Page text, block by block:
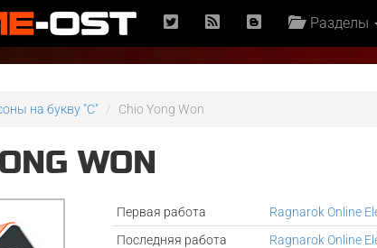
Разделы
на букву "C" Chio Yong Won
WON
Первая работа Ragnarok Online
Последняя работа
Ragnarok Online